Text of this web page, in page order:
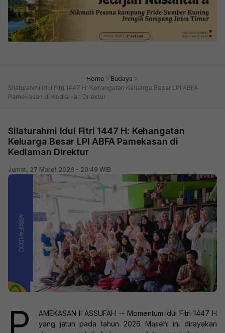
Home
Budaya
Silaturahmi Idul Fitri 1447 H: Kehangatan Keluarga Besar LPI ABFA
Pamekasan di Kediaman Direktur
Silaturahmi Idul Fitri 1447 H: Kehangatan
Keluarga Besar LPI ABFA Pamekasan di
Kediaman Direktur
Jumat, 27 Maret 2026 - 20:49 WIB
P
AMEKASAN II ASSUFAH -- Momentum Idul Fitri 1447 H
yang jatuh pada tahun 2026 Masehi ini dirayakan